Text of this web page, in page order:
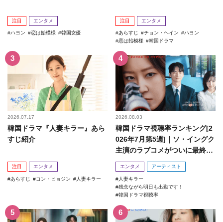
注目 エンタメ
ハヨン 恋は飴模様 韓国女優
注目 エンタメ
あらすじ チョン・ヘイン
ハヨン
恋は飴模様
韓国ドラマ
2026.07.17
韓国ドラマ『人妻キラー』あら
すじ紹介
注目 エンタメ
あらすじ コン・ヒョジン 人妻キラー
2026.08.03
韓国ドラマ視聴率ランキング[2
026年7月第5週]｜ソ・イングク
主演のラブコメがついに最終
回！
エンタメ アーティスト
人妻キラー
残念ながら明日も出勤です！
韓国ドラマ視聴率